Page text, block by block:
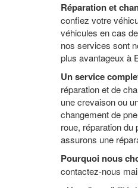
Réparation et
confiez votre
véhicules en cas
nos services sont
plus avantageux à
Un service
réparation et de
une crevaison ou
changement de
roue, réparation
assurons une
Pourquoi nous
contactez-nous